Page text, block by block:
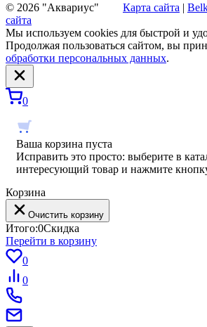
© 2026 "Аквариус" Карта сайта |
сайта
Мы используем cookies для быстрой и
Продолжая пользоваться сайтом, вы
обработки персональных данных.
0
Ваша корзина пуста
Исправить это просто: выберите в
интересующий товар и нажмите
Корзина
Очистить корзину
Итого:0Скидка
Перейти в корзину
0
0